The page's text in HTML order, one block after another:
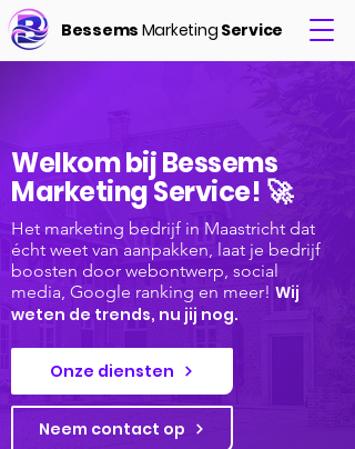
Bessems Marketing Service
Welkom bij Bessems
Marketing Service! 🚀
Het marketing bedrijf in Maastricht dat
écht weet van aanpakken, laat je bedrijf
boosten door webontwerp, social
media, Google ranking en meer! Wij
weten de trends, nu jij nog.
Onze diensten
Neem contact op